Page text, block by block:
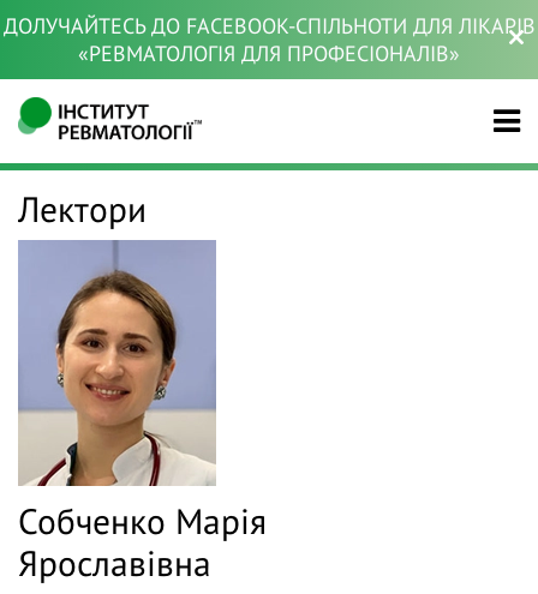
ДОЛУЧАЙТЕСЬ ДО FACEBOOK-СПІЛЬНОТИ ДЛЯ ЛІКАРІВ
«РЕВМАТОЛОГІЯ ДЛЯ ПРОФЕСІОНАЛІВ»
Лектори
Собченко Марія
Ярославівна